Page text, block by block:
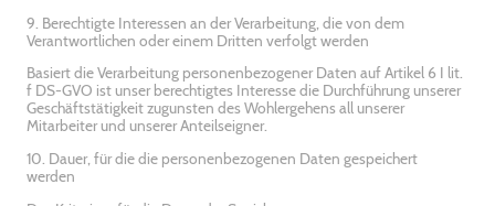
9. Berechtigte Interessen an der Verarbeitung, die von dem
Verantwortlichen oder einem Dritten verfolgt werden
Basiert die Verarbeitung personenbezogener Daten auf Artikel 6 I lit.
f DS-GVO ist unser berechtigtes Interesse die Durchführung unserer
Geschäftstätigkeit zugunsten des Wohlergehens all unserer
Mitarbeiter und unserer Anteilseigner.
10. Dauer, für die die personenbezogenen Daten gespeichert
werden